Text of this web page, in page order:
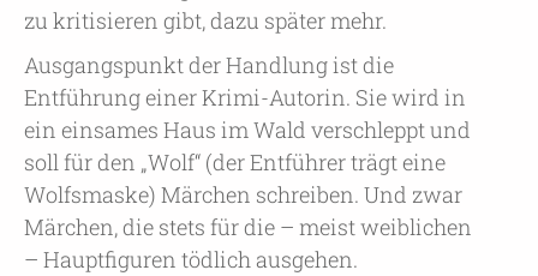
zu kritisieren gibt, dazu später mehr.
Ausgangspunkt der Handlung ist die
Entführung einer Krimi-Autorin. Sie wird in
ein einsames Haus im Wald verschleppt und
soll für den „Wolf“ (der Entführer trägt eine
Wolfsmaske) Märchen schreiben. Und zwar
Märchen, die stets für die – meist weiblichen
– Hauptfiguren tödlich ausgehen.